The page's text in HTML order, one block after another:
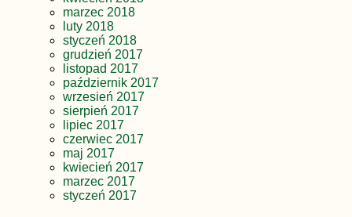
marzec 2018
luty 2018
styczeń 2018
grudzień 2017
listopad 2017
październik 2017
wrzesień 2017
sierpień 2017
lipiec 2017
czerwiec 2017
maj 2017
kwiecień 2017
marzec 2017
styczeń 2017